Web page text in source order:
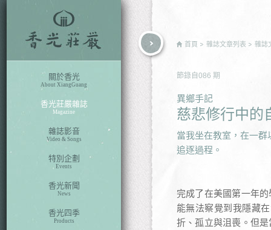
關於香光
About XiangGuang
香光莊嚴雜誌
Magazine
雜誌影音
Video & Songs
特別企劃
Events
香光新聞
News
香光四季
Products
首頁 雜誌文章列表 雜誌
節錄自 086 期
異鄉手記
慈悲修行中的
當我坐在教室，在一
追逐過程。
完成了在美國第一年
能無法察覺到我隱藏
折、孤立與沮喪。但